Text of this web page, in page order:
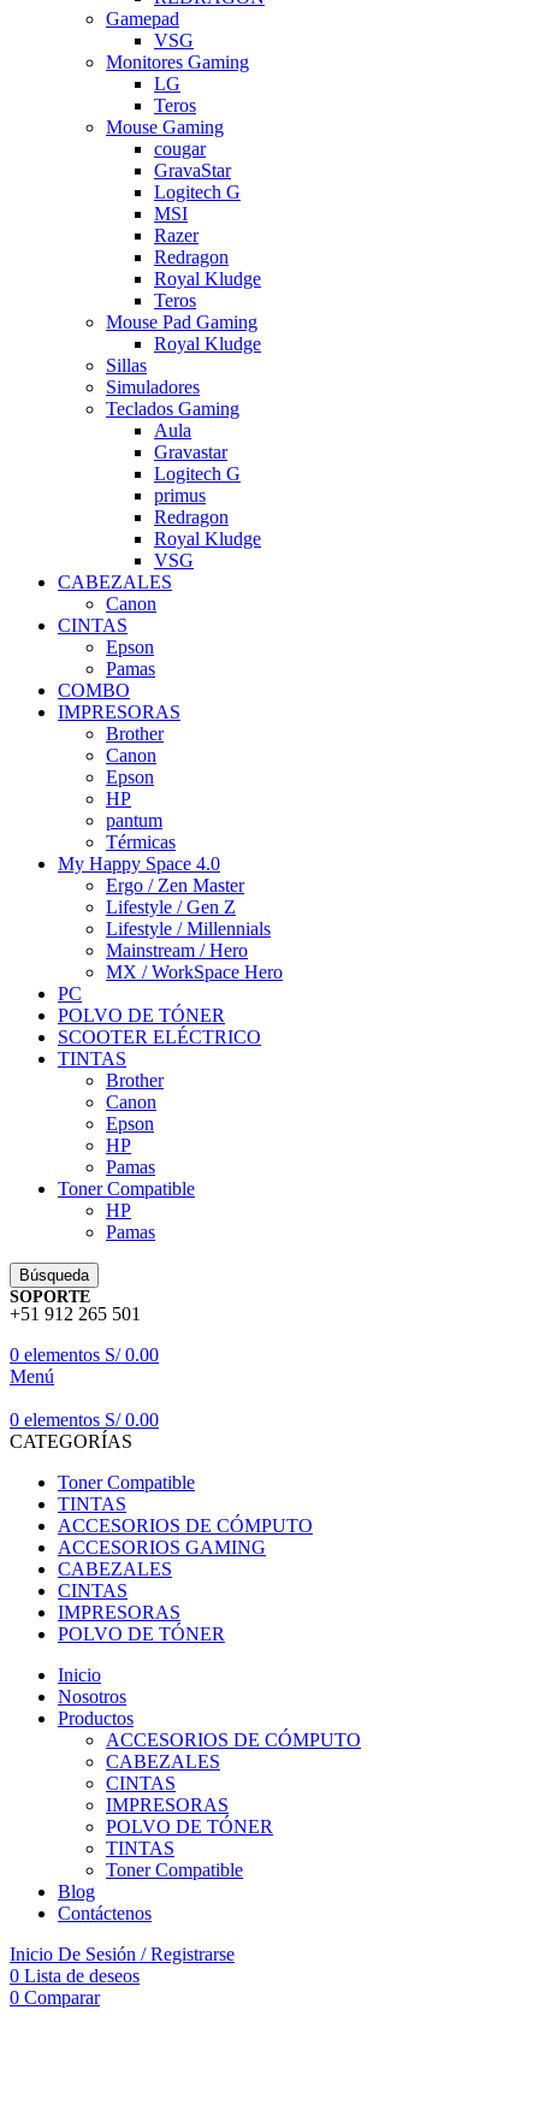
Gamepad
VSG
Monitores Gaming
LG
Teros
Mouse Gaming
cougar
GravaStar
Logitech G
MSI
Razer
Redragon
Royal Kludge
Teros
Mouse Pad Gaming
Royal Kludge
Sillas
Simuladores
Teclados Gaming
Aula
Gravastar
Logitech G
primus
Redragon
Royal Kludge
VSG
CABEZALES
Canon
CINTAS
Epson
Pamas
COMBO
IMPRESORAS
Brother
Canon
Epson
HP
pantum
Térmicas
My Happy Space 4.0
Ergo / Zen Master
Lifestyle / Gen Z
Lifestyle / Millennials
Mainstream / Hero
MX / WorkSpace Hero
PC
POLVO DE TÓNER
SCOOTER ELÉCTRICO
TINTAS
Brother
Canon
Epson
HP
Pamas
Toner Compatible
HP
Pamas
Búsqueda
SOPORTE
+51 912 265 501
0 elementos S/0.00
Menú
0 elementos S/0.00
CATEGORÍAS
Toner Compatible
TINTAS
ACCESORIOS DE CÓMPUTO
ACCESORIOS GAMING
CABEZALES
CINTAS
IMPRESORAS
POLVO DE TÓNER
Inicio
Nosotros
Productos
ACCESORIOS DE CÓMPUTO
CABEZALES
CINTAS
IMPRESORAS
POLVO DE TÓNER
TINTAS
Toner Compatible
Blog
Contáctenos
Inicio De Sesión / Registrarse
0 Lista de deseos
0 Comparar